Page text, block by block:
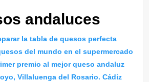
andaluces
la tabla de quesos perfecta
del mundo en el supermercado
premio al mejor queso andaluz
Villaluenga del Rosario. Cádiz